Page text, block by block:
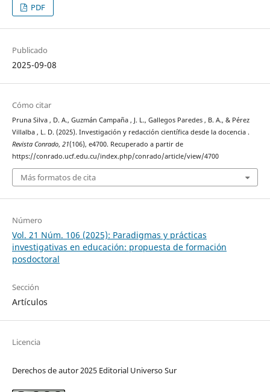
PDF
Publicado
2025-09-08
Cómo citar
Pruna Silva , D. A., Guzmán Campaña , J. L., Gallegos Paredes , B. A., & Pérez
Villalba , L. D. (2025). Investigación y redacción científica desde la docencia .
Revista Conrado, 21(106), e4700. Recuperado a partir de
https://conrado.ucf.edu.cu/index.php/conrado/article/view/4700
Más formatos de cita
Número
Vol. 21 Núm. 106 (2025): Paradigmas y prácticas
investigativas en educación: propuesta de formación
posdoctoral
Sección
Artículos
Licencia
Derechos de autor 2025 Editorial Universo Sur